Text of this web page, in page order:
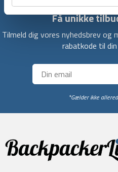
Få unikke
Tilmeld dig vores nyhedsbrev og
rabatkode til
*Gælder ikke